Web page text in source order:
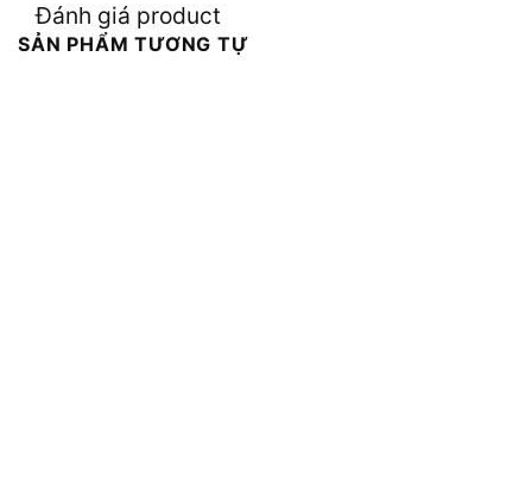
Đánh giá product
SẢN PHẨM TƯƠNG TỰ